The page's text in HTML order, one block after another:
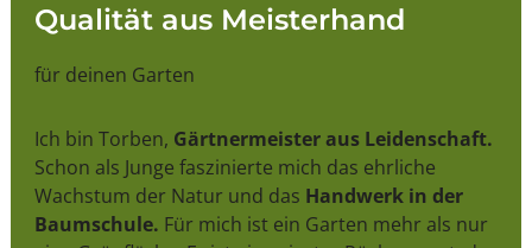
Qualität aus Meisterhand
für deinen Garten
Ich bin Torben, Gärtnermeister aus Leidenschaft.
Schon als Junge faszinierte mich das ehrliche
Wachstum der Natur und das Handwerk in der
Baumschule. Für mich ist ein Garten mehr als nur